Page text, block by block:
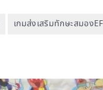
เกมส่งเสริมทักษะสมองEF